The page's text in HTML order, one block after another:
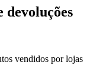
devoluções
vendidos por lojas